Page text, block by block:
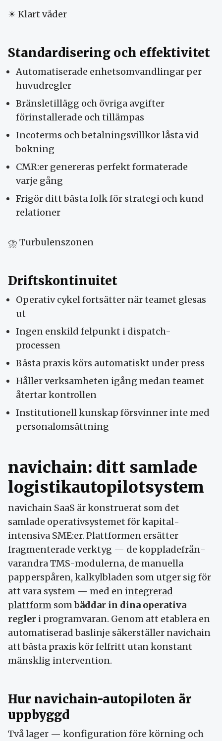
☀ Klart väder
Standardisering och effektivitet
Automatiserade enhets­omvandlingar per
huvud­regler
Bränsle­tillägg och övriga avgifter
förinstallerade och tillämpas
Incoterms och betalnings­villkor låsta vid
bokning
CMR:er genereras perfekt formaterade
varje gång
Frigör ditt bästa folk för strategi och kund­
relationer
⛈ Turbulenszonen
Drifts­kontinuitet
Operativ cykel fortsätter när teamet glesas
ut
Ingen enskild felpunkt i dispatch-
processen
Bästa praxis körs automatiskt under press
Håller verksamheten igång medan teamet
återtar kontrollen
Institutionell kunskap försvinner inte med
personal­omsättning
navichain: ditt samlade
logistik­autopilot­system
navichain SaaS är konstruerat som det
samlade operativ­systemet för kapital­
intensiva SME:er. Plattformen ersätter
fragmenterade verktyg — de kopplade­från­
varandra TMS-modulerna, de manuella
papper­spåren, kalkyl­bladen som utger sig för
att vara system — med en integrerad
plattform sombäddar in dina operativa
regler i program­varan. Genom att etablera en
automatiserad bas­linje säkerställer navichain
att bästa praxis kör felfritt utan konstant
mänsklig intervention.
Hur navichain-autopiloten är
uppbyggd
Två lager — konfiguration före körning och